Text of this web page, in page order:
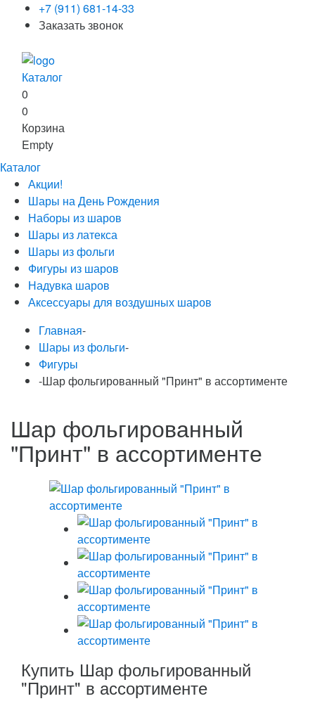
+7 (911) 681-14-33
Заказать звонок
Каталог
0
0
Корзина
Empty
Каталог
Акции!
Шары на День Рождения
Наборы из шаров
Шары из латекса
Шары из фольги
Фигуры из шаров
Надувка шаров
Аксессуары для воздушных шаров
Главная-
Шары из фольги-
Фигуры
-Шар фольгированный "Принт" в ассортименте
Шар фольгированный
"Принт" в ассортименте
Купить Шар фольгированный
"Принт" в ассортименте